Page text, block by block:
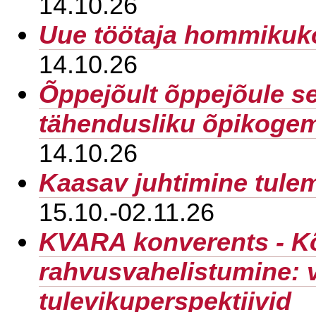
Uue töötaja
14.10.26
Õppejõult õppejõule
tähendusliku
14.10.26
Kaasav juhtimine
15.10.-02.11.26
KVARA konverents -
rahvusvahelistumine:
tulevikuperspektiivid